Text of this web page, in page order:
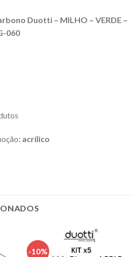
Duotti – MILHO – VERDE –
060
: acrílico
-10%